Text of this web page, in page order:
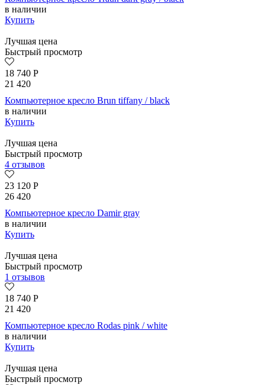
в наличии
Купить
Лучшая цена
Быстрый просмотр
18 740 Р
21 420
Компьютерное кресло Brun tiffany / black
в наличии
Купить
Лучшая цена
Быстрый просмотр
4 отзывов
23 120 Р
26 420
Компьютерное кресло Damir gray
в наличии
Купить
Лучшая цена
Быстрый просмотр
1 отзывов
18 740 Р
21 420
Компьютерное кресло Rodas pink / white
в наличии
Купить
Лучшая цена
Быстрый просмотр